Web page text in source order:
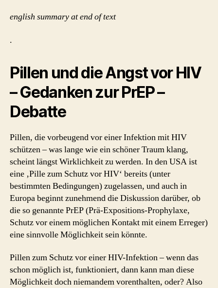
english summary at end of text
.
Pillen und die Angst vor HIV
– Gedanken zur PrEP –
Debatte
Pillen, die vorbeugend vor einer Infektion mit HIV
schützen – was lange wie ein schöner Traum klang,
scheint längst Wirklichkeit zu werden. In den USA ist
eine ‚Pille zum Schutz vor HIV‘ bereits (unter
bestimmten Bedingungen) zugelassen, und auch in
Europa beginnt zunehmend die Diskussion darüber, ob
die so genannte PrEP (Prä-Expositions-Prophylaxe,
Schutz vor einem möglichen Kontakt mit einem Erreger)
eine sinnvolle Möglichkeit sein könnte.
Pillen zum Schutz vor einer HIV-Infektion – wenn das
schon möglich ist, funktioniert, dann kann man diese
Möglichkeit doch niemandem vorenthalten, oder? Also